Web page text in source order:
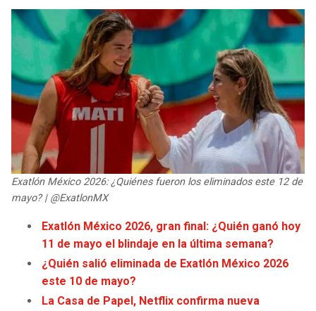
LIGA BETPLAY
OTRAS LIGAS
BROWNS
STEELERS
TEXANS
COLTS
JAGUARS
TITANS
COWBOYS
GIANTS
HAWKS
HORNETS
HEAT
MAGIC
WIZARDS
WARRIORS
CLIPPERS
LAKERS
Exatlón México 2026: ¿Quiénes fueron los eliminados este 12 de
mayo? | @ExatlonMX
Exatlón México 2026, gran final: ¿Quién ganó hoy
11 de mayo el blindaje en la última semana?
¿Quién salió eliminada de Exatlón México 2026
este 10 de mayo?
La Casa de Papel, Netflix confirma nueva